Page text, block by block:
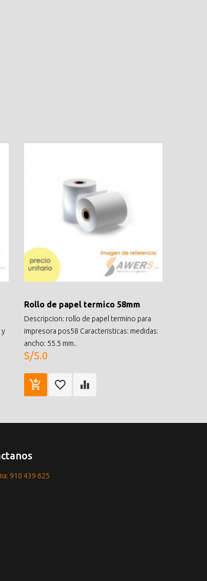
y
Rollo de papel termico 58mm
Descripcion: rollo de papel termino para
impresora pos58 Caracteristicas: medidas:
ancho: 55.5 mm..
S/5.0
910 439 625